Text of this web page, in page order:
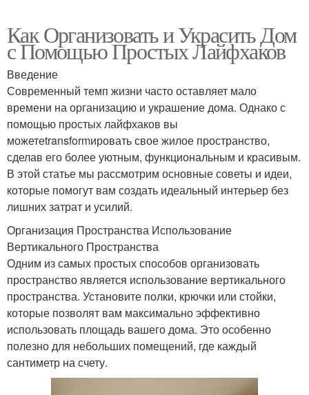
Как Организовать и Украсить Дом
с Помощью Простых Лайфхаков
Введение
Современный темп жизни часто оставляет мало
времени на организацию и украшение дома. Однако с
помощью простых лайфхаков вы
можетеtransformировать свое жилое пространство,
сделав его более уютным, функциональным и красивым.
В этой статье мы рассмотрим основные советы и идеи,
которые помогут вам создать идеальный интерьер без
лишних затрат и усилий.
Организация Пространства Использование
Вертикального Пространства
Одним из самых простых способов организовать
пространство является использование вертикального
пространства. Установите полки, крючки или стойки,
которые позволят вам максимально эффективно
использовать площадь вашего дома. Это особенно
полезно для небольших помещений, где каждый
сантиметр на счету.